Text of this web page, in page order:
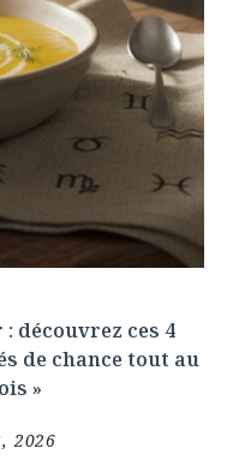
découvrez ces 4
de chance tout au
»
2026